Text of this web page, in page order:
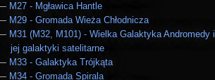
M27 - Mgławica Hantle
M29 - Gromada Wieża Chłodnicza
M31 (M32, M101) - Wielka Galaktyka Andromedy i
jej galaktyki satelitarne
M33 - Galaktyka Trójkąta
M34 - Gromada Spirala